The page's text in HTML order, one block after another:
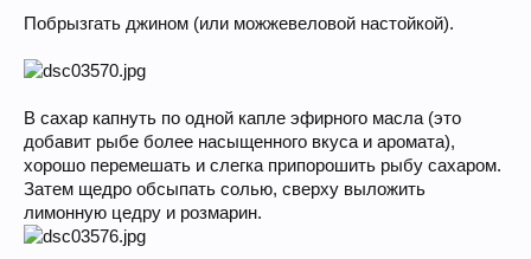
Побрызгать джином (или можжевеловой настойкой).
В сахар капнуть по одной капле эфирного масла (это
добавит рыбе более насыщенного вкуса и аромата),
хорошо перемешать и слегка припорошить рыбу сахаром.
Затем щедро обсыпать солью, сверху выложить
лимонную цедру и розмарин.